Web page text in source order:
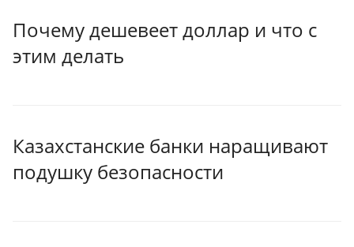
Почему дешевеет доллар и что с
этим делать
Казахстанские банки наращивают
подушку безопасности